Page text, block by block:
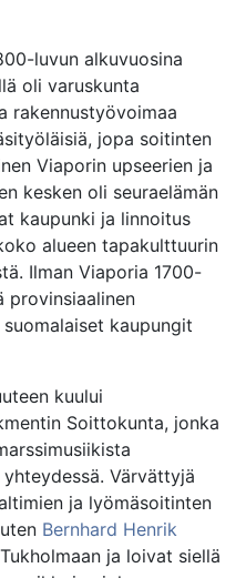
luvun alkuvuosina
oli varuskunta
rakennustyövoimaa
jopa soitinten
Viaporin upseerien ja
kesken oli seuraelämän
kaupunki ja linnoitus
alueen tapakulttuurin
Ilman Viaporia 1700-
provinsiaalinen
kaupungit
kuului
Soittokunta, jonka
Värvättyjä
ja lyömäsoitinten
Bernhard Henrik
ja loivat siellä